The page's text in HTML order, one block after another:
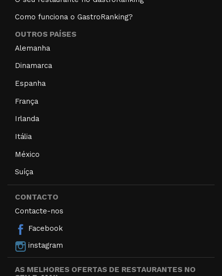
Como funciona o GastroRanking?
OUTROS PAÍSES
Alemanha
Dinamarca
Espanha
França
Irlanda
Itália
México
Suíça
CONTACTO
Contacte-nos
Facebook
instagram
AS MELHORES OFERTAS DE RESTAURANTES NO